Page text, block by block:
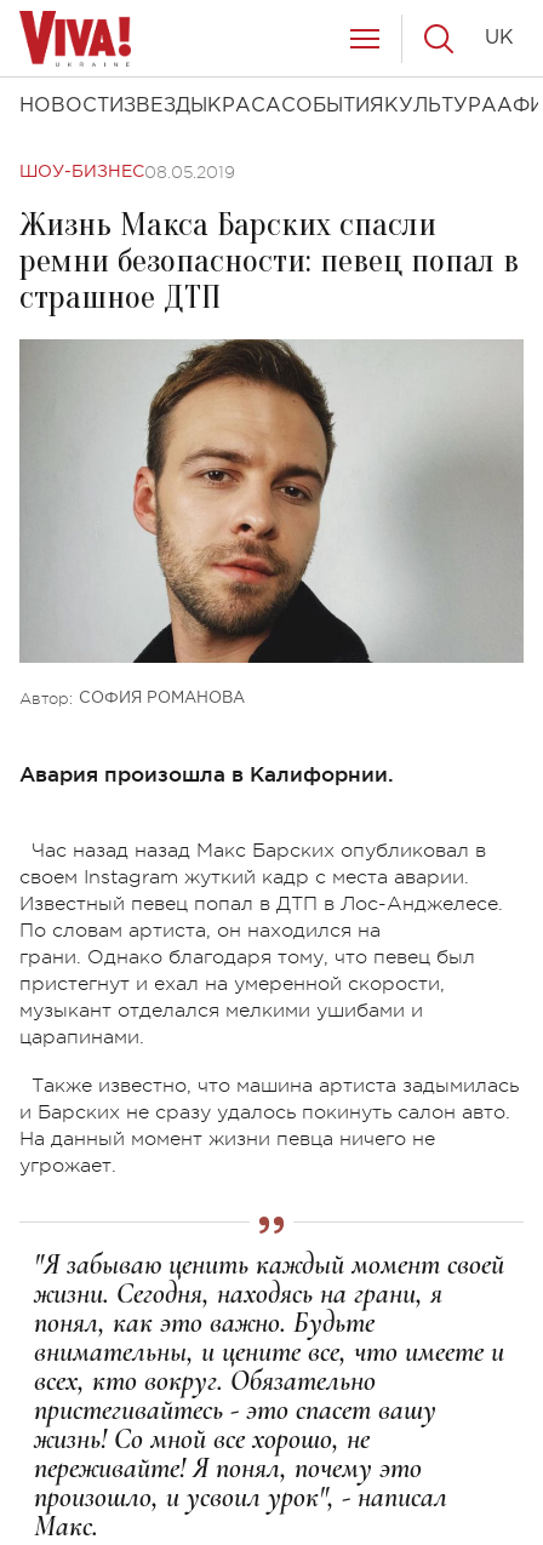
НОВОСТИ ЗВЕЗДЫ КРАСАСОБЫТИЯ КУЛЬТУРА
UK
ШОУ-БИЗНЕС08.05.2019
Жизнь Макса Барских спасли
ремни безопасности: певец попал в
страшное ДТП
Автор: СОФИЯ РОМАНОВА
Авария произошла в Калифорнии.
Час назад назад Макс Барских опубликовал в
своем Instagram жуткий кадр с места аварии.
Известный певец попал в ДТП в Лос-Анджелесе.
По словам артиста, он находился на
грани. Однако благодаря тому, что певец был
пристегнут и ехал на умеренной скорости,
музыкант отделался мелкими ушибами и
царапинами.
Также известно, что машина артиста задымилась
и Барских не сразу удалось покинуть салон авто.
На данный момент жизни певца ничего не
угрожает.
"Я забываю ценить каждый момент своей
жизни. Сегодня, находясь на грани, я
понял, как это важно. Будьте
внимательны, и цените все, что имеете и
всех, кто вокруг. Обязательно
пристегивайтесь - это спасет вашу
жизнь! Со мной все хорошо, не
переживайте! Я понял, почему это
произошло, и усвоил урок", - написал
Макс.